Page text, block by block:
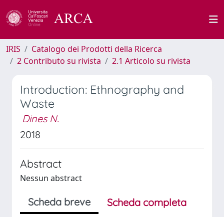
IRIS
Catalogo dei Prodotti della Ricerca
2 Contributo su rivista
2.1 Articolo su rivista
Introduction: Ethnography and
Waste
Dines N.
2018
Abstract
Nessun abstract
Scheda breve
Scheda completa